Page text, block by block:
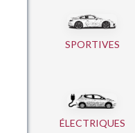
SPORTIVES
ÉLECTRIQUES